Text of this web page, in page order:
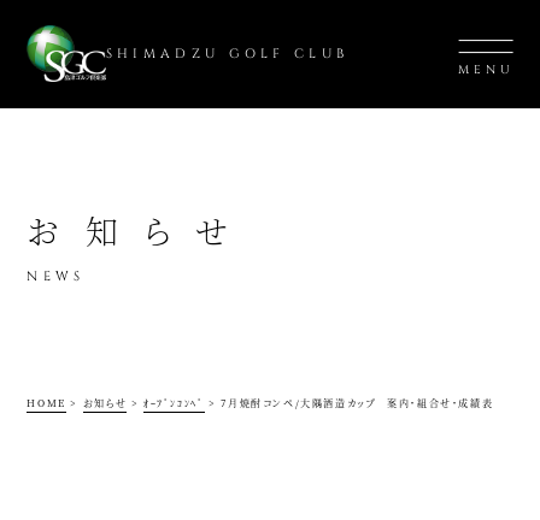
SHIMADZU GOLF CLUB
MENU
お知らせ
NEWS
HOME > お知らせ > ｵｰﾌﾟﾝｺﾝﾍﾟ >7月焼酎コンペ/大隅酒造カップ 案内・組合せ・成績表